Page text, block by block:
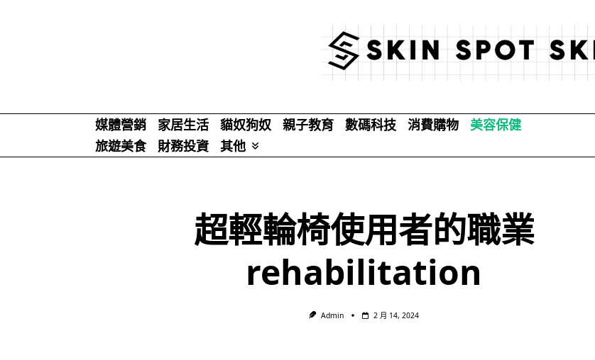
媒體營銷 家居生活 貓奴狗奴 親子教育 數碼科技 消費購物
美容保健
旅遊美食
財務投資 其他
超輕輪椅使用者的職業
rehabilitation
Admin 2 月 14, 2024